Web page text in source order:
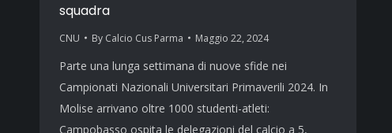
squadra
CNU By Calcio Cus Parma Maggio 22, 2024
Parte una lunga settimana di nuove sfide nei
Campionati Nazionali Universitari Primaverili 2024. In
Molise arrivano oltre 1000 studenti-atleti:
Campobasso ospita le delegazioni del calcio a 5,